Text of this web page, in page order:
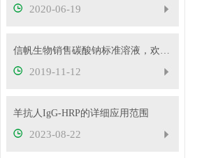
2020-06-19
信帆生物销售碳酸钠标准溶液，欢迎抢购
2019-11-12
羊抗人IgG-HRP的详细应用范围
2023-08-22